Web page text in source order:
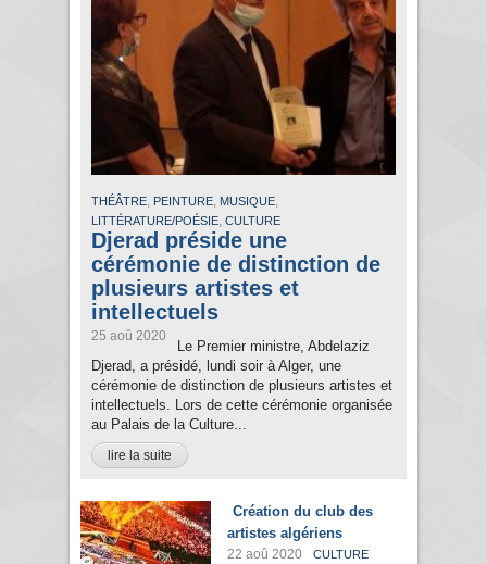
THÉÂTRE, PEINTURE, MUSIQUE,
LITTÉRATURE/POÉSIE, CULTURE
Djerad préside une
cérémonie de distinction de
plusieurs artistes et
intellectuels
25 aoû 2020
Le Premier ministre, Abdelaziz
Djerad, a présidé, lundi soir à Alger, une
cérémonie de distinction de plusieurs artistes et
intellectuels. Lors de cette cérémonie organisée
au Palais de la Culture...
lire la suite
Création du club des
artistes algériens
22 aoû 2020 CULTURE